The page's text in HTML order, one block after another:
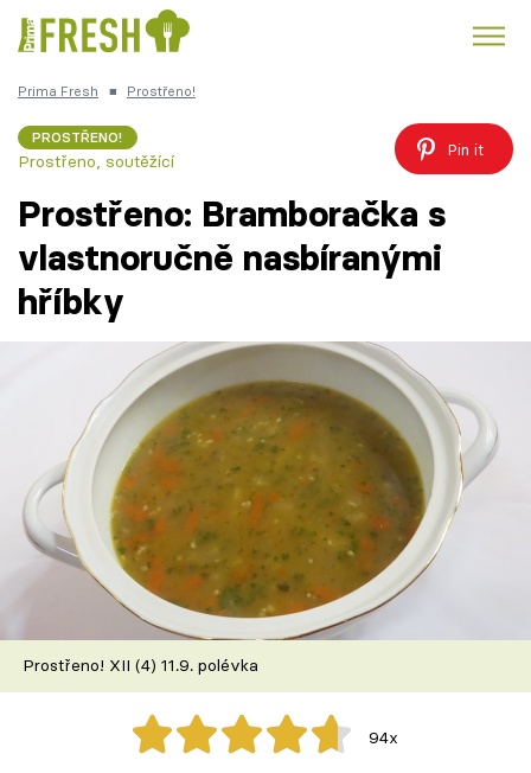
Česká kuchyně
Témata
Recepty
Články
TV Program
Škola vaření
Recepty z TV
Speciál: Cuketa
Těhotnej kuchař
Prima Fresh ■ Prostřeno!
PROSTŘENO!
Prostřeno, soutěžící
Pin it
Prostřeno: Bramboračka s
vlastnoručně nasbíranými
hříbky
Prostřeno! XII (4) 11.9. polévka
94x